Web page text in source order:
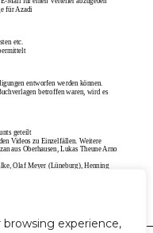
experience,